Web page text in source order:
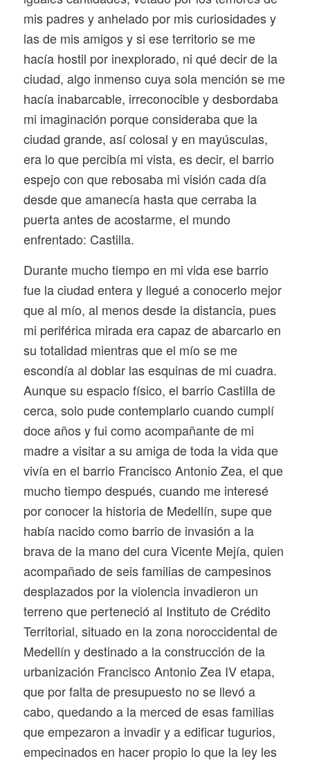
mis padres y anhelado por mis curiosidades y
las de mis amigos y si ese territorio se me
hacía hostil por inexplorado, ni qué decir de la
ciudad, algo inmenso cuya sola mención se me
hacía inabarcable, irreconocible y desbordaba
mi imaginación porque consideraba que la
ciudad grande, así colosal y en mayúsculas,
era lo que percibía mi vista, es decir, el barrio
espejo con que rebosaba mi visión cada día
desde que amanecía hasta que cerraba la
puerta antes de acostarme, el mundo
enfrentado: Castilla.
Durante mucho tiempo en mi vida ese barrio
fue la ciudad entera y llegué a conocerlo mejor
que al mío, al menos desde la distancia, pues
mi periférica mirada era capaz de abarcarlo en
su totalidad mientras que el mío se me
escondía al doblar las esquinas de mi cuadra.
Aunque su espacio físico, el barrio Castilla de
cerca, solo pude contemplarlo cuando cumplí
doce años y fui como acompañante de mi
madre a visitar a su amiga de toda la vida que
vivía en el barrio Francisco Antonio Zea, el que
mucho tiempo después, cuando me interesé
por conocer la historia de Medellín, supe que
había nacido como barrio de invasión a la
brava de la mano del cura Vicente Mejía, quien
acompañado de seis familias de campesinos
desplazados por la violencia invadieron un
terreno que perteneció al Instituto de Crédito
Territorial, situado en la zona noroccidental de
Medellín y destinado a la construcción de la
urbanización Francisco Antonio Zea IV etapa,
que por falta de presupuesto no se llevó a
cabo, quedando a la merced de esas familias
que empezaron a invadir y a edificar tugurios,
empecinados en hacer propio lo que la ley les